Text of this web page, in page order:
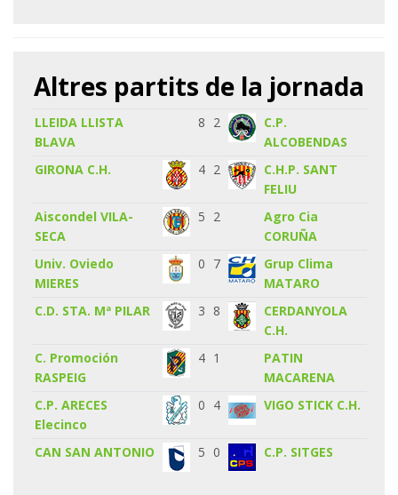
Altres partits de la jornada
LLEIDA LLISTA
BLAVA
8 2
C.P.
ALCOBENDAS
GIRONA C.H.
4 2
C.H.P. SANT
FELIU
Aiscondel VILA-
SECA
5 2
Agro Cia
CORUÑA
Univ. Oviedo
MIERES
0 7
Grup Clima
MATARO
C.D. STA. Mª PILAR
3 8
CERDANYOLA
C.H.
C. Promoción
RASPEIG
4 1
PATIN
MACARENA
C.P. ARECES
Elecinco
0 4 VIGO STICK C.H.
CAN SAN ANTONIO 5 0 C.P. SITGES